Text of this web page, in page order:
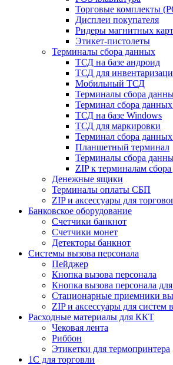
Торговые комплекты
Дисплеи покупателя
Ридеры магнитных карт
Этикет-пистолеты
Терминалы сбора данных
ТСД на базе андроид
ТСД для
Мобильный ТСД
Терминалы сбора
Терминал сбора
ТСД на базе Windows
ТСД для маркировки
Терминал сбора данных
Планшетный терминал
Терминалы сбора
ZIP к терминалам
Денежные ящики
Терминалы оплаты СБП
ZIP и аксессуары для
Банковское оборудование
Счетчики банкнот
Счетчики монет
Детекторы банкнот
Системы вызова персонала
Пейджер
Кнопка вызова персонала
Кнопка вызова персонала
Стационарные приемники
ZIP и аксессуары для систем
Расходные материалы для ККТ
Чековая лента
Риббон
Этикетки для термопринтера
1С для торговли